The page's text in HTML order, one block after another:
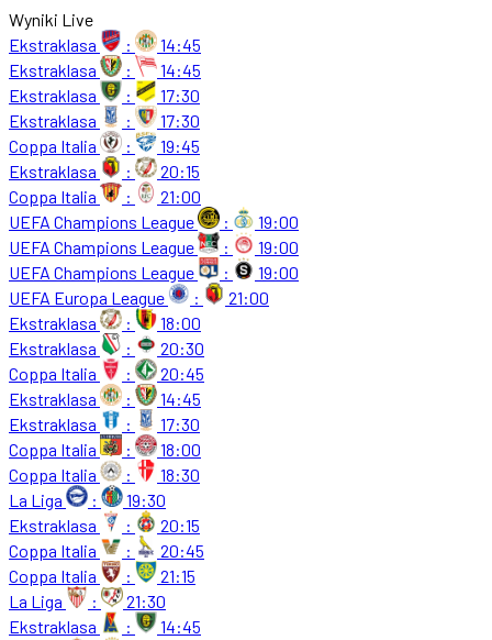
Wyniki Live
Ekstraklasa
:
14:45
Ekstraklasa
:
14:45
Ekstraklasa
:
17:30
Ekstraklasa
:
17:30
Coppa Italia
:
19:45
Ekstraklasa
:
20:15
Coppa Italia
:
21:00
UEFA Champions League
:
19:00
UEFA Champions League
:
19:00
UEFA Champions League
:
19:00
UEFA Europa League
:
21:00
Ekstraklasa
:
18:00
Ekstraklasa
:
20:30
Coppa Italia
:
20:45
Ekstraklasa
:
14:45
Ekstraklasa
:
17:30
Coppa Italia
:
18:00
Coppa Italia
:
18:30
La Liga
:
19:30
Ekstraklasa
:
20:15
Coppa Italia
:
20:45
Coppa Italia
:
21:15
La Liga
:
21:30
Ekstraklasa
:
14:45